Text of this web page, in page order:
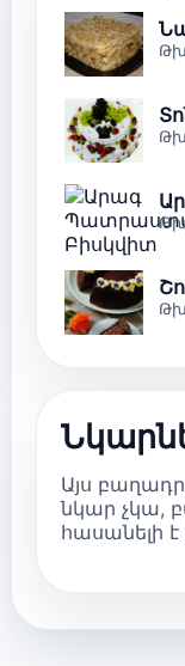
Այս
նկար չկա,
հասանելի է